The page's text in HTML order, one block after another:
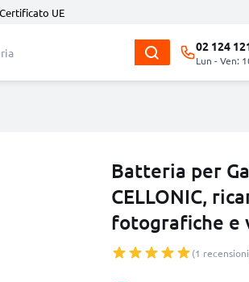
UE
02 124
Lun - Ven:
Batteria per
CELLONIC,
fotografiche e
(1